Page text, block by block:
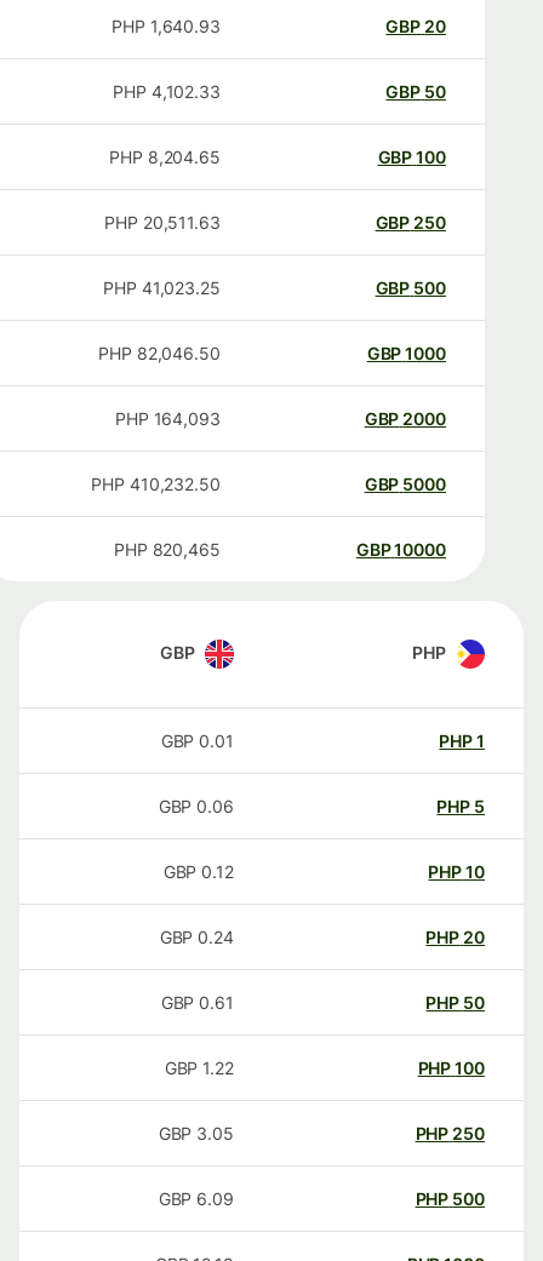
20
GBP
1,640.93
PHP
50
GBP
4,102.33
PHP
100
GBP
8,204.65
PHP
250
GBP
20,511.63
PHP
500
GBP
41,023.25
PHP
1000
GBP
82,046.50
PHP
2000
GBP
164,093
PHP
5000
GBP
410,232.50
PHP
10000
GBP
820,465
PHP
PHP
GBP
PHP
0.01
GBP
PHP
0.06
GBP
PHP
0.12
GBP
20
PHP
0.24
GBP
50
PHP
0.61
GBP
100
PHP
1.22
GBP
250
PHP
3.05
GBP
500
PHP
6.09
GBP